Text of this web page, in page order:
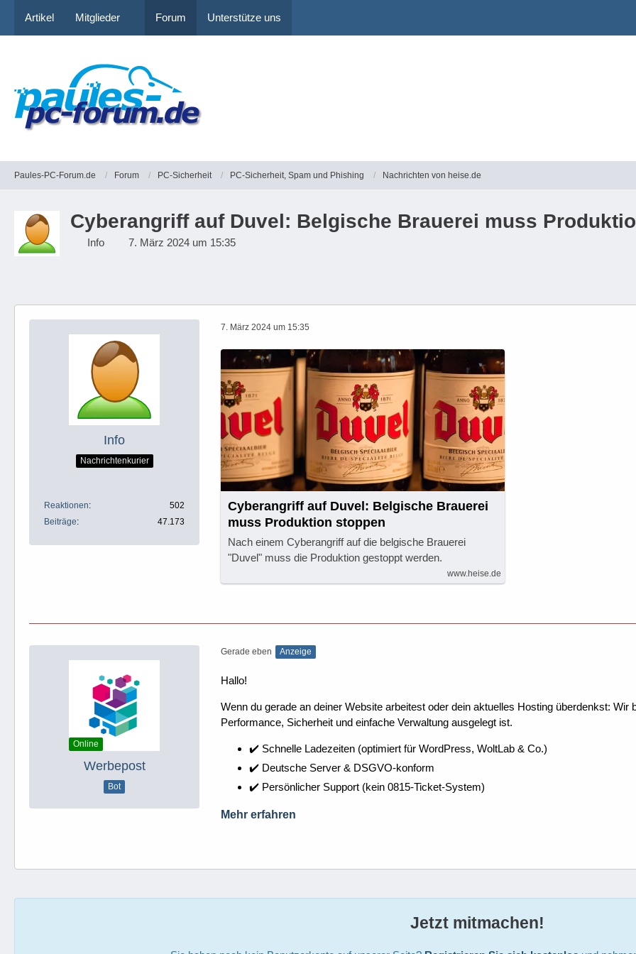
Artikel Mitglieder Forum Unterstütze uns
Paules-PC-Forum.de Forum PC-Sicherheit PC-Sicherheit, Spam und Phishing Nachrichten von heise.de
Cyberangriff auf Duvel: Belgische Brauerei muss
Info 7. März 2024 um 15:35
Info
Nachrichtenkurier
Reaktionen
502
Beiträge
47.173
7. März 2024 um 15:35
Cyberangriff auf Duvel: Belgische Brauerei
muss Produktion stoppen
Nach einem Cyberangriff auf die belgische Brauerei
"Duvel" muss die Produktion gestoppt werden.
www.heise.de
Online
Werbepost
Bot
Gerade eben Anzeige
Hallo!
Wenn du gerade an deiner Website arbeitest oder dein aktuelles Hosting überdenkst:
Performance, Sicherheit und einfache Verwaltung ausgelegt ist.
✔️ Schnelle Ladezeiten (optimiert für WordPress, WoltLab & Co.)
✔️ Deutsche Server & DSGVO-konform
✔️ Persönlicher Support (kein 0815-Ticket-System)
Mehr erfahren
Jetzt mitmachen!